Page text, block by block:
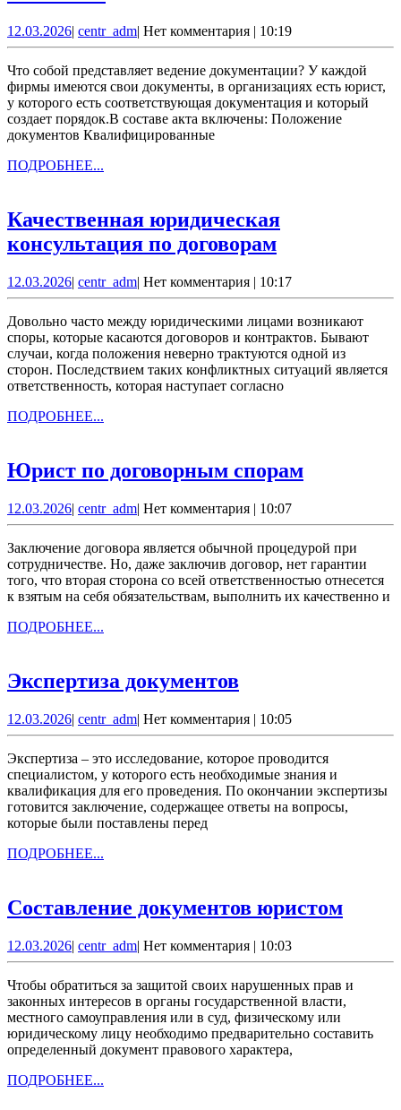
документации
компании
12.03.202612.03.2026
| centr_admcentr_adm
| Нет комментария | 10:19
Что собой представляет ведение документации? У каждой
фирмы имеются свои документы, в организациях есть юрист,
у которого есть соответствующая документация и который
создает порядок.В составе акта включены: Положение
документов Квалифицированные
ПОДРОБНЕЕ...
Качественная юридическая
консультация по договорам
по
договорам
12.03.202612.03.2026
| centr_admcentr_adm
| Нет комментария | 10:17
Довольно часто между юридическими лицами возникают
споры, которые касаются договоров и контрактов. Бывают
случаи, когда положения неверно трактуются одной из
сторон. Последствием таких конфликтных ситуаций является
ответственность, которая наступает согласно
ПОДРОБНЕЕ...
Юрист по договорным спорамЮрист
спорам
12.03.202612.03.2026
| centr_admcentr_adm
| Нет комментария | 10:07
Заключение договора является обычной процедурой при
сотрудничестве. Но, даже заключив договор, нет гарантии
того, что вторая сторона со всей ответственностью отнесется
к взятым на себя обязательствам, выполнить их качественно и
ПОДРОБНЕЕ...
Экспертиза документовЭкспертиза
12.03.202612.03.2026
| centr_admcentr_adm
| Нет комментария | 10:05
Экспертиза – это исследование, которое проводится
специалистом, у которого есть необходимые знания и
квалификация для его проведения. По окончании экспертизы
готовится заключение, содержащее ответы на вопросы,
которые были поставлены перед
ПОДРОБНЕЕ...
Составление документов юристом
12.03.202612.03.2026
| centr_admcentr_adm
| Нет комментария | 10:03
Чтобы обратиться за защитой своих нарушенных прав и
законных интересов в органы государственной власти,
местного самоуправления или в суд, физическому или
юридическому лицу необходимо предварительно составить
определенный документ правового характера,
ПОДРОБНЕЕ...